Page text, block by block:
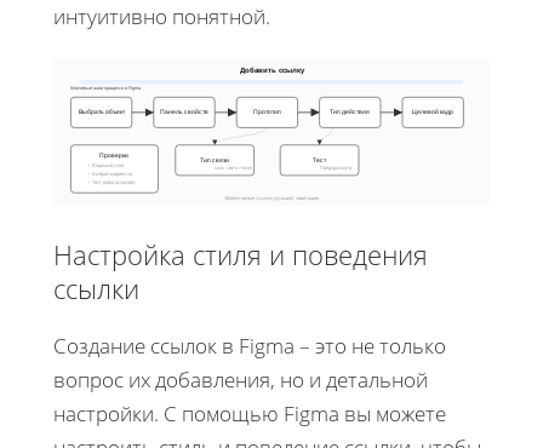
интуитивно понятной.
Добавить ссылку
Ключевые шаги процесса в Figma
Выбрать объект Панель свойств Прототип Тип действия Целевой кадр
Тип связи
клик / авто / hover
Тест
Предпросмотр
Проверки
• Видимый слой
• Выбран корректно
• Тест работоспособн.
Эффективные ссылки улучшают навигацию
Настройка стиля и поведения
ссылки
Создание ссылок в Figma – это не только
вопрос их добавления, но и детальной
настройки. С помощью Figma вы можете